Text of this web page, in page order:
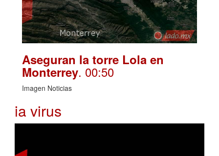
Aseguran la torre Lola en
Monterrey. 00:50
Imagen Noticias
ia virus